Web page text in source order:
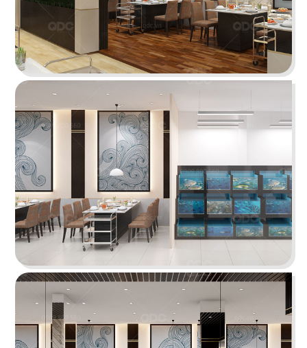
EL GAUCHO
El Gaucho Lotte Mall hứa hẹn là điểm đến lý
tưởng cho trải nghiệm ẩm thực Âu đỉnh cao
mang phong cách công nghiệp độc đáo
Chi tiết
HẢI SẢN HOÀNG GIA
Đội ngũ thiết kế QDC đã khéo léo kết hợp nét
đặc trưng phong cách Địa Trung Hải với vẻ đẹp
thanh lịch, sang trọng của Indochine